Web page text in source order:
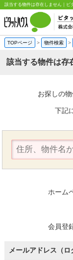
該当する物件は存在しません｜
TOPページ > 物件検索 >
該当する物件は存
お探しの
下記
ホーム
会員登
メールアドレス（ロ